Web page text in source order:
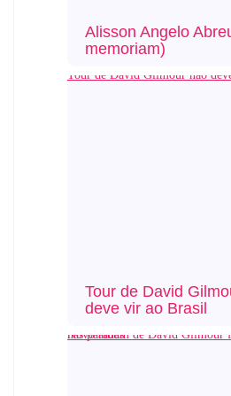
Alisson Angelo
memoriam)
Tour de David Gilmour não
Tour de David
deve vir ao Brasil
Novo álbum de David Gilmour fica em primeiro nas paradas